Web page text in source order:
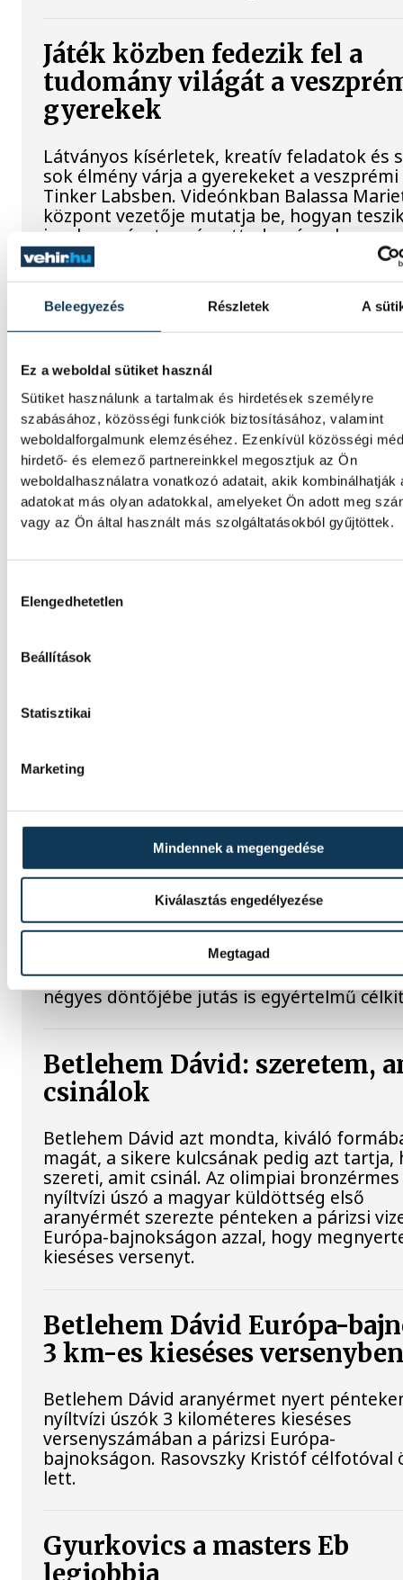
Beleegyezés Részletek A
Ez a weboldal sütiket használ
Sütiket használunk a tartalmak és hirdetések személyre
szabásához, közösségi funkciók biztosításához, valamint
weboldalforgalmunk elemzéséhez. Ezenkívül közösségi
hirdető- és elemező partnereinkkel megosztjuk az Ön
weboldalhasználatra vonatkozó adatait, akik kombinálhatják
adatokat más olyan adatokkal, amelyeket Ön adott meg
vagy az Ön által használt más szolgáltatásokból gyűjtöttek.
Elengedhetetlen
Beállítások
Statisztikai
Marketing
Mindennek a megengedése
Kiválasztás engedélyezése
Megtagad
Játék közben fedezik fel a
tudomány világát a
gyerekek
Látványos kísérletek, kreatív feladatok és
sok élmény várja a gyerekeket a veszprémi
Tinker Labsben. Videónkban Balassa
központ vezetője mutatja be, hogyan
izgalmassá a természettudományok
megismerését.
SPORT
A gólok mellett a könnyek
potyogtak – Gasper Marguc
elköszönt Veszprémtől
láthatott a veszprémi közönség péntek
One Veszprém idénybeli első hazai
azonban Gasper Marguc búcsúja miatt
örökre emlékezetes. A szlovén
amelyet a klub örökre visszavonultatott.
Dr. Bartha Csaba:
célkitűzés a Bajnokok Ligája
négyes döntője
Huszonkét játékossal vág neki a 2026/27-
idénynek a One Veszprém férfi
A klub péntek délutáni szezonnyitó
sajtótájékoztatóján dr. Bartha Csaba
vezérigazgató kijelentette: a jubileumi
hazai címek begyűjtése mellett a Bajnokok
négyes döntőjébe jutás is egyértelmű
Betlehem Dávid: szeretem,
csinálok
Betlehem Dávid azt mondta, kiváló
magát, a sikere kulcsának pedig azt tartja,
szereti, amit csinál. Az olimpiai bronzérmes
nyíltvízi úszó a magyar küldöttség első
aranyérmét szerezte pénteken a párizsi
Európa-bajnokságon azzal, hogy
kieséses versenyt.
Betlehem Dávid Európa-
3 km-es kieséses
Betlehem Dávid aranyérmet nyert
nyíltvízi úszók 3 kilométeres kieséses
versenyszámában a párizsi Európa-
bajnokságon. Rasovszky Kristóf célfotóval
lett.
Gyurkovics a masters Eb